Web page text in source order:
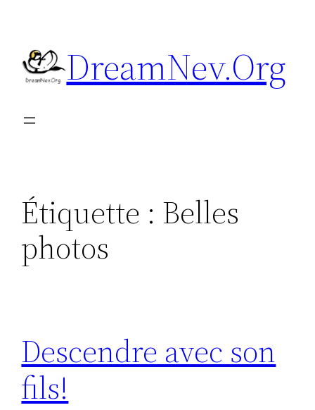
contenu
DreamNev.Org
Étiquette : Belles
photos
Descendre avec son
fils!